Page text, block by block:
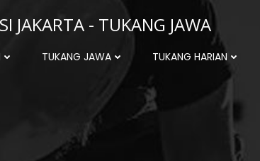
JAKARTA - TUKANG JAWA
TUKANG JAWA TUKANG HARIAN